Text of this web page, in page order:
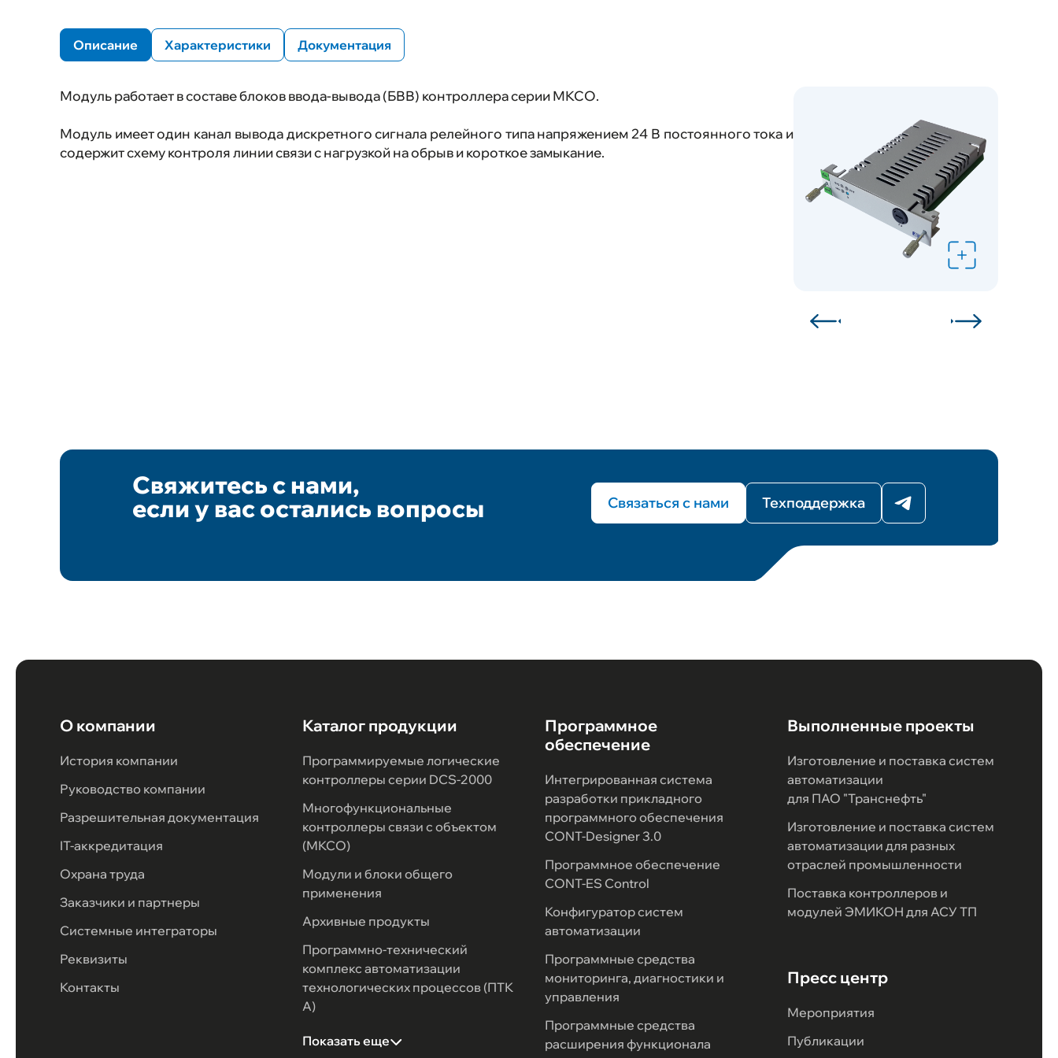
Программно-аппаратный
комплекс (ПАК) "ЭМИКОН"
Программно-аппаратный
Описание Характеристики Документация
Модуль работает в составе блоков ввода-вывода (БВВ) контроллера серии МКСО.
Модуль имеет один канал вывода дискретного сигнала релейного типа напряжением 24 В постоянного тока и
содержит схему контроля линии связи с нагрузкой на обрыв и короткое замыкание.
Свяжитесь с нами,
если у вас остались вопросы Связаться с нами Техподдержка
О компании
История компании
Руководство компании
Разрешительная документация
IT-аккредитация
Охрана труда
Заказчики и партнеры
Системные интеграторы
Реквизиты
Контакты
Каталог продукции
Программируемые логические
контроллеры серии DCS-2000
Многофункциональные
контроллеры связи с объектом
(МКСО)
Модули и блоки общего
применения
Архивные продукты
Программно-технический
комплекс автоматизации
технологических процессов (ПТК
А)
Показать еще
Программное
обеспечение
Интегрированная система
разработки прикладного
программного обеспечения
CONT-Designer 3.0
Программное обеспечение
CONT-ES Control
Конфигуратор систем
автоматизации
Программные средства
мониторинга, диагностики и
управления
Программные средства
расширения функционала
Выполненные проекты
Изготовление и поставка систем
автоматизации
для ПАО "Транснефть"
Изготовление и поставка систем
автоматизации для разных
отраслей промышленности
Поставка контроллеров и
модулей ЭМИКОН для АСУ ТП
Пресс центр
Мероприятия
Публикации